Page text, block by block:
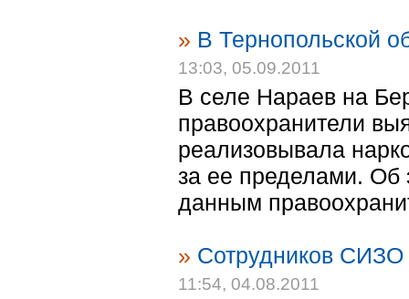
» В Тернопольской
13:03, 05.09.2011
В селе Нараев на
правоохранители
реализовывала
за ее пределами.
данным
» Сотрудников СИЗО
11:54, 04.08.2011